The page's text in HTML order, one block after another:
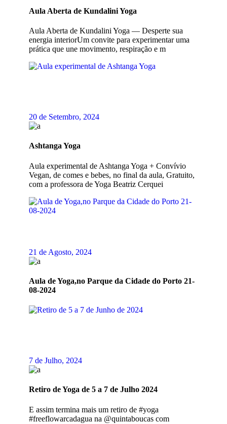
Aula Aberta de Kundalini Yoga
Aula Aberta de Kundalini Yoga — Desperte sua
energia interiorUm convite para experimentar uma
prática que une movimento, respiração e m
20 de Setembro, 2024
Ashtanga Yoga
Aula experimental de Ashtanga Yoga + Convívio
Vegan, de comes e bebes, no final da aula, Gratuito,
com a professora de Yoga Beatriz Cerquei
21 de Agosto, 2024
Aula de Yoga,no Parque da Cidade do Porto 21-
08-2024
7 de Julho, 2024
Retiro de Yoga de 5 a 7 de Julho 2024
E assim termina mais um retiro de #yoga
#freeflowarcadagua na @quintaboucas com